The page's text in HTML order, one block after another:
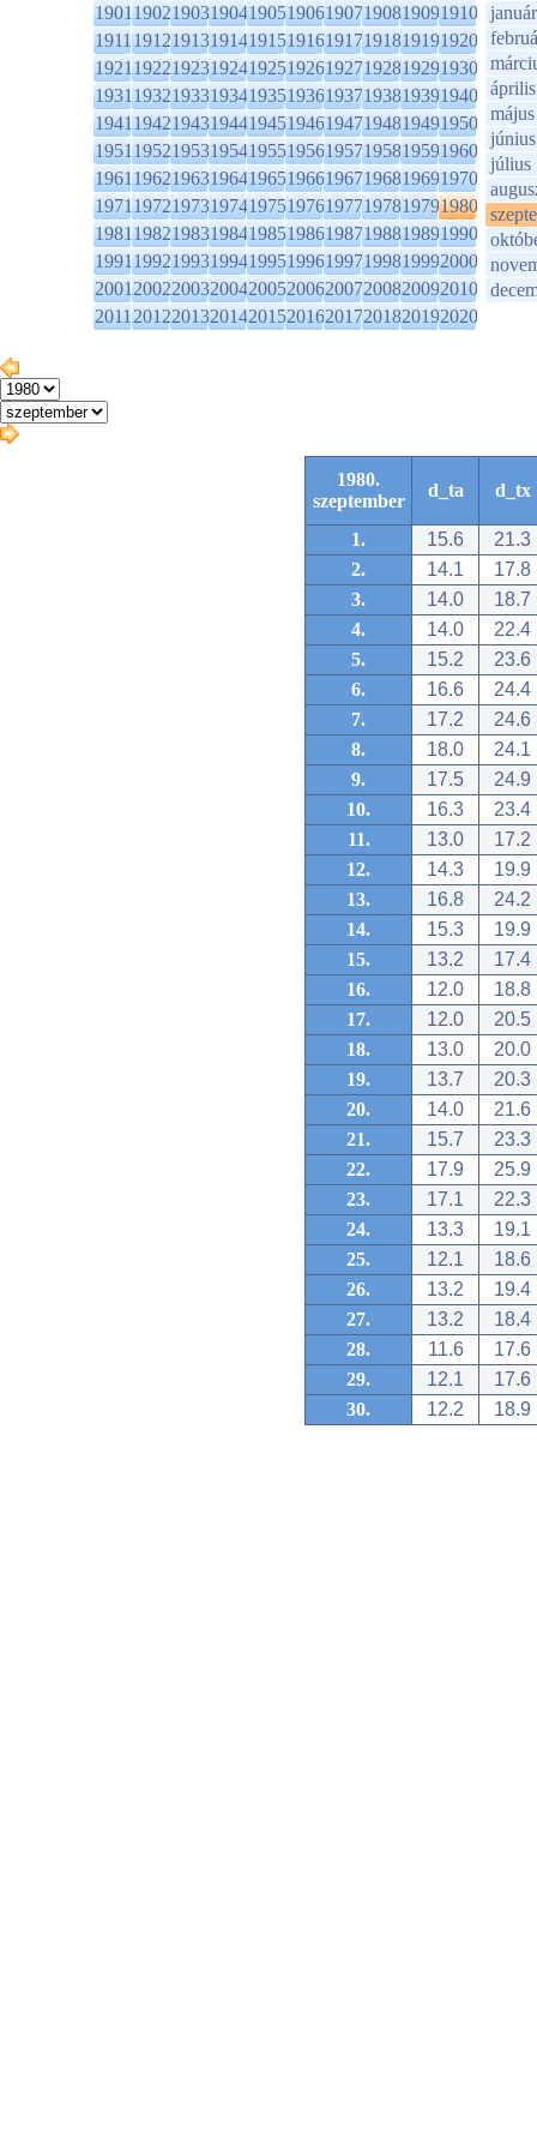
1901190219031904190519061907190819091910
1911191219131914191519161917191819191920
1921192219231924192519261927192819291930
1931193219331934193519361937193819391940
1941194219431944194519461947194819491950
1951195219531954195519561957195819591960
1961196219631964196519661967196819691970
1971197219731974197519761977197819791980
1981198219831984198519861987198819891990
1991199219931994199519961997199819992000
2001200220032004200520062007200820092010
2011201220132014201520162017201820192020
január
április
május
június
július
1980.
szeptember
d_ta d_tx
1. 15.6
21.3
2.
14.1
17.8
3.
14.0
18.7
4.
14.0
22.4
5.
15.2
23.6
6.
16.6
24.4
7.
17.2
24.6
8.
18.0
24.1
9.
17.5
24.9
10.
16.3
23.4
11.
13.0
17.2
12.
14.3
19.9
13.
16.8
24.2
14.
15.3
19.9
15.
13.2
17.4
16.
12.0
18.8
17.
12.0
20.5
18.
13.0
20.0
19.
13.7
20.3
20.
14.0
21.6
21.
15.7
23.3
22.
17.9
25.9
23.
17.1
22.3
24.
13.3
19.1
25.
12.1
18.6
26.
13.2
19.4
27.
13.2
18.4
28.
11.6
17.6
29.
12.1
17.6
30.
12.2 18.9